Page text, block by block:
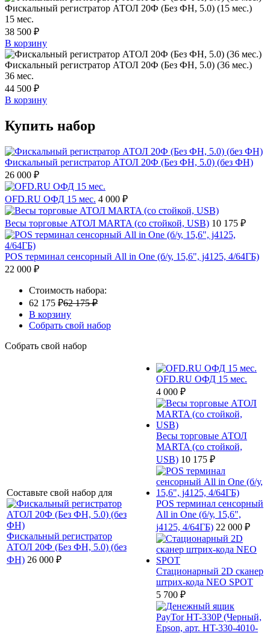
Фискальный регистратор АТОЛ 20Ф (Без ФН, 5.0) (15 мес.)
15 мес.
38 500 ₽
В корзину
Фискальный регистратор АТОЛ 20Ф (Без ФН, 5.0) (36 мес.)
36 мес.
44 500 ₽
В корзину
Купить набор
Фискальный регистратор АТОЛ 20Ф (Без ФН, 5.0) (без ФН)
26 000 ₽
OFD.RU ОФД 15 мес. 4 000 ₽
Весы торговые АТОЛ MARTA (со стойкой, USB) 10 175 ₽
POS терминал сенсорный All in One (б/у, 15,6", j4125, 4/64ГБ)
22 000 ₽
Стоимость набора:
62 175 ₽62 175 ₽
В корзину
Собрать свой набор
Собрать свой набор
Составьте свой набор для
Фискальный регистратор
АТОЛ 20Ф (Без ФН, 5.0) (без
ФН) 26 000 ₽
OFD.RU ОФД 15 мес.
4 000 ₽
Весы торговые АТОЛ
MARTA (со стойкой,
USB) 10 175 ₽
POS терминал сенсорный
All in One (б/у, 15,6",
j4125, 4/64ГБ) 22 000 ₽
Стационарный 2D сканер
штрих-кода NEO SPOT
5 700 ₽